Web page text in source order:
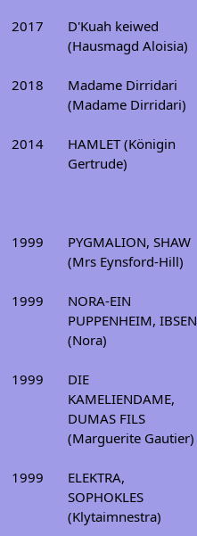
2017
D'Kuah keiwed
(Hausmagd Aloisia)
2018
Madame Dirridari
(Madame Dirridari)
2014
HAMLET (Königin
Gertrude)
1999
PYGMALION, SHAW
(Mrs Eynsford-Hill)
1999
NORA-EIN
PUPPENHEIM, IBSEN
(Nora)
1999
DIE
KAMELIENDAME,
DUMAS FILS
(Marguerite Gautier)
1999
ELEKTRA,
SOPHOKLES
(Klytaimnestra)